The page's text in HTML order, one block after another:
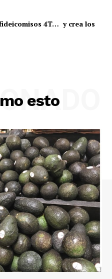
4T… y crea los
esto